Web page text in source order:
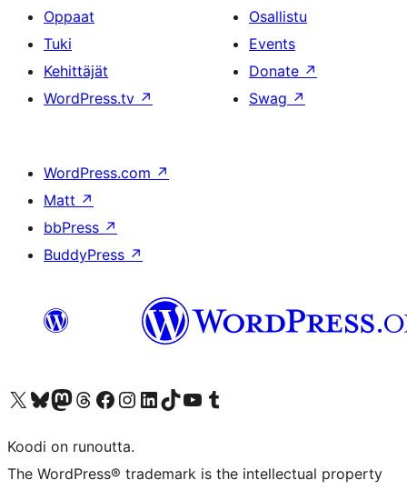
Oppaat
Tuki
Kehittäjät
WordPress.tv ↗
Osallistu
Events
Donate ↗
Swag ↗
WordPress.com ↗
Matt ↗
bbPress ↗
BuddyPress ↗
Visit our X (formerly Twitter) account
Visit our Bluesky account
Visit our Mastodon account
Visit our Threads account
Visit our Facebook page
Visit our Instagram account
Visit our LinkedIn account
Visit our TikTok account
Näytä YouTube-kanava
Visit our Tumblr account
Koodi on runoutta.
The WordPress® trademark is the intellectual property